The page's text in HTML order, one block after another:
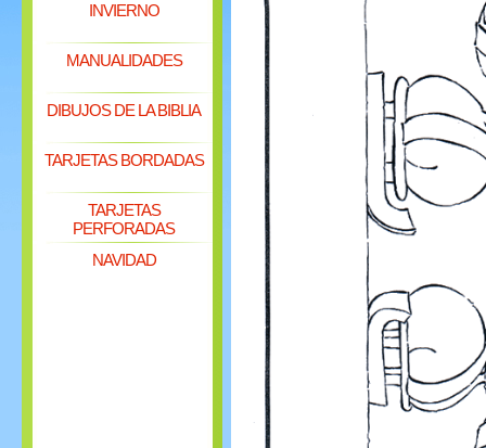
INVIERNO
MANUALIDADES
DIBUJOS DE LA BIBLIA
TARJETAS BORDADAS
TARJETAS
PERFORADAS
NAVIDAD